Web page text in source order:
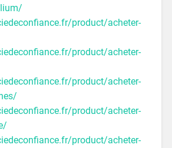
product/acheter-
product/acheter-
product/acheter-
product/acheter-
product/acheter-